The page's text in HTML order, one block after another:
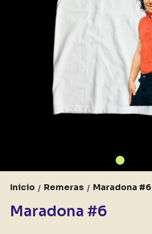
Inicio / Remeras / Maradona #6
Maradona #6